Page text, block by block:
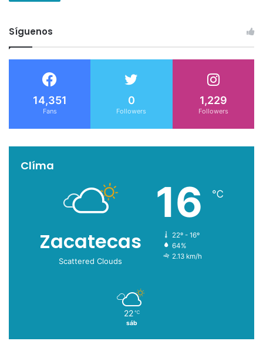
Síguenos
14,351
Fans
0
Followers
1,229
Followers
Clíma
Zacatecas
Scattered Clouds
16 ℃
22º - 16º
64%
2.13 km/h
22 ℃
sáb